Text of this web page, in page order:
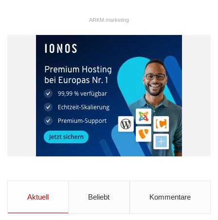
ARKM.marketing
Aktuell Beliebt Kommentare